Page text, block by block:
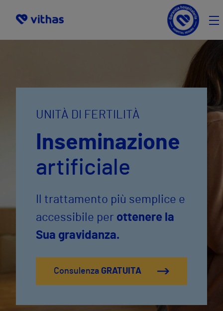
UNITÀ DI FERTILITÀ
Inseminazione
artificiale
Il trattamento più semplice e
accessibile per ottenere la
Sua gravidanza.
Consulenza GRATUITA